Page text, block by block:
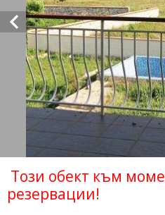
Този обект към
резервации!